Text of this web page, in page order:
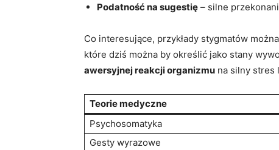
Podatność⁤ na sugestię – silne
Co interesujące,​ przykłady stygmatów
które dziś można ⁢by określić jako stany
awersyjnej reakcji organizmu na silny stres
Teorie medyczne
Psychosomatyka
Gesty wyrazowe